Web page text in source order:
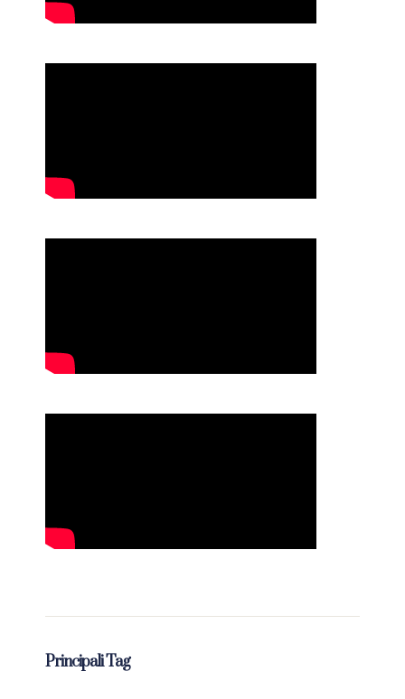
Principali Tag